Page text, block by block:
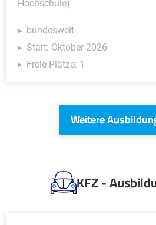
Hochschule)
bundesweit
Start: Oktober 2026
Freie Plätze: 1
Weitere
KFZ -